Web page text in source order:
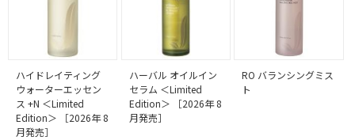
ハイドレイティング
ウォーターエッセン
ス +N ＜Limited
Edition＞ ［2026年 8
月発売］
ハーバル オイルイン
セラム ＜Limited
Edition＞ ［2026年 8
月発売］
RO バランシングミス
ト